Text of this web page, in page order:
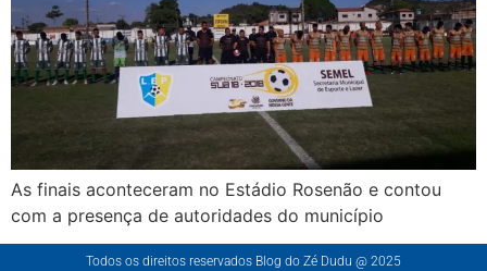
As finais aconteceram no Estádio Rosenão e contou
com a presença de autoridades do município
Todos os direitos reservados Blog do Zé Dudu @ 2025